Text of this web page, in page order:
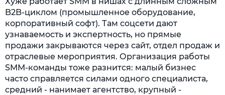
B2B-циклом (промышленное оборудование,
корпоративный софт). Там соцсети дают
узнаваемость и экспертность, но прямые
продажи закрываются через сайт, отдел продаж и
отраслевые мероприятия. Организация работы
SMM-команды тоже разнится: малый бизнес
часто справляется силами одного специалиста,
средний - нанимает агентство, крупный -